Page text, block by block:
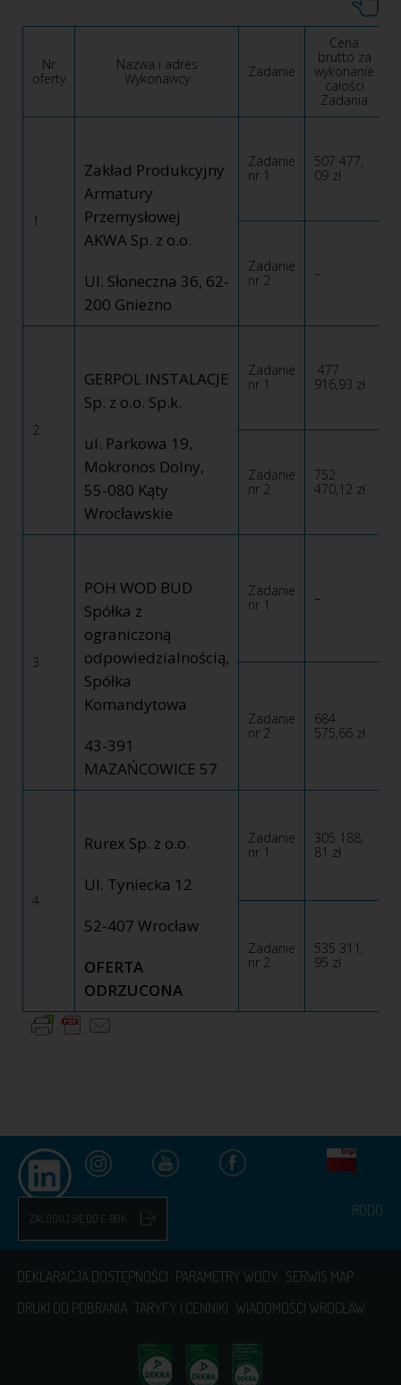
Nr
oferty
Nazwa i adres
Wykonawcy
Zadanie
Cena
brutto za
wykonanie
całości
Zadania
1
Zakład Produkcyjny
Armatury
Przemysłowej
AKWA Sp. z o.o.
Ul. Słoneczna 36, 62-
200 Gniezno
Zadanie
nr 1
507 477,
09 zł
Zadanie
nr 2
–
2
GERPOL INSTALACJE
Sp. z o.o. Sp.k.
ul. Parkowa 19,
Mokronos Dolny,
55-080 Kąty
Wrocławskie
Zadanie
nr 1
477
916,93 zł
Zadanie
nr 2
752
470,12 zł
3
POH WOD BUD
Spółka z
ograniczoną
odpowiedzialnością,
Spółka
Komandytowa
43-391
MAZAŃCOWICE 57
Zadanie
nr 1
–
Zadanie
nr 2
684
575,66 zł
4
Rurex Sp. z o.o.
Ul. Tyniecka 12
52-407 Wrocław
OFERTA
ODRZUCONA
Zadanie
nr 1
305 188,
81 zł
Zadanie
nr 2
535 311,
95 zł
ZALOGUJ SIĘ DO E-BOK
DEKLARACJA DOSTĘPNOŚCI PARAMETRY WODY SERWIS MAP
DRUKI DO POBRANIA TARYFY I CENNIKI WIADOMOŚCI WROCŁAW
RODO